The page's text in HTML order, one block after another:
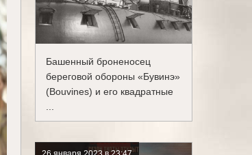
Башенный броненосец
береговой обороны «Бувинэ»
(Bouvines) и его квадратные